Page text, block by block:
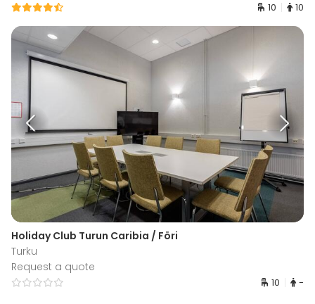
10 10
Holiday Club Turun Caribia / Föri
Turku
Request a quote
10 -